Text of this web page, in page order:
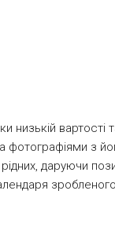
низькій вартості
фотографіями з
даруючи